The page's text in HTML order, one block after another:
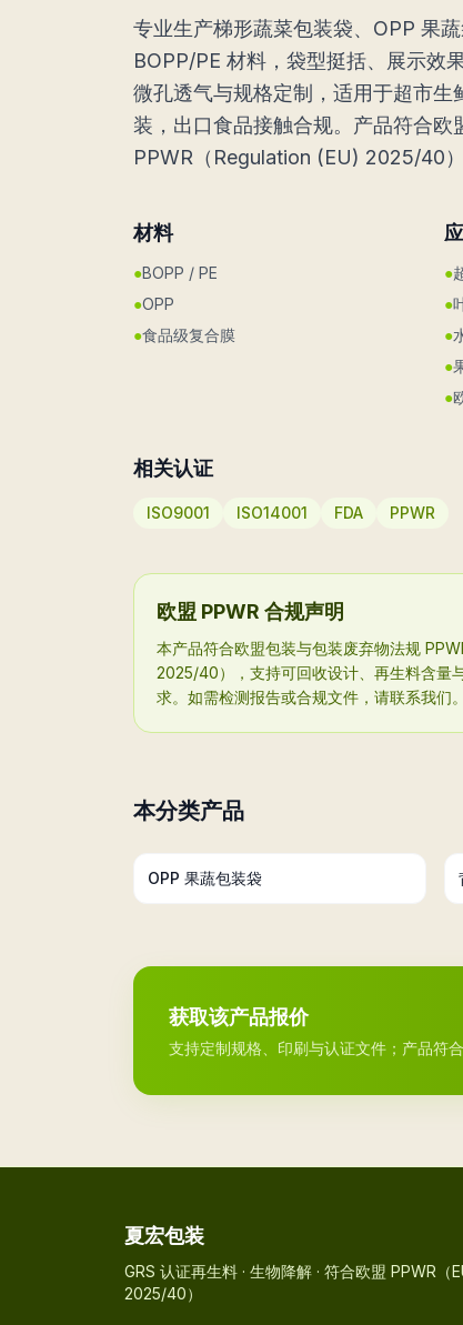
专业生产梯形蔬菜包装袋、OPP 果
BOPP/PE 材料，袋型挺括、展示效
微孔透气与规格定制，适用于超市
装，出口食品接触合规。产品符合欧
PPWR（Regulation (EU) 2025/40）
材料
●BOPP / PE
●OPP
●食品级复合膜
●
●
●
●
●
相关认证
ISO9001 ISO14001 FDA PPWR
欧盟 PPWR 合规声明
本产品符合欧盟包装与包装废弃物法规
2025/40），支持可回收设计、再生料含量
求。如需检测报告或合规文件，请联系我们。
本分类产品
OPP 果蔬包装袋
获取该产品报价
支持定制规格、印刷与认证文件；产品符
夏宏包装
GRS 认证再生料 · 生物降解 · 符合欧盟 PPWR（
2025/40）